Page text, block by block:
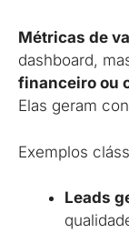
Métricas de
dashboard,
financeiro ou
Elas geram
Exemplos
Leads